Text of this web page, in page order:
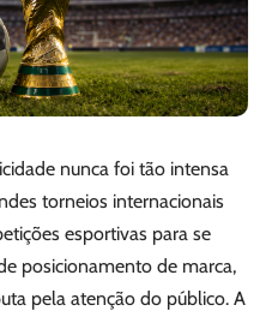
nunca foi tão intensa
torneios internacionais
esportivas para se
posicionamento de marca,
pela atenção do público. A